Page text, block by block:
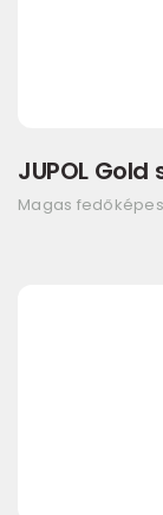
JUPOL
Magas